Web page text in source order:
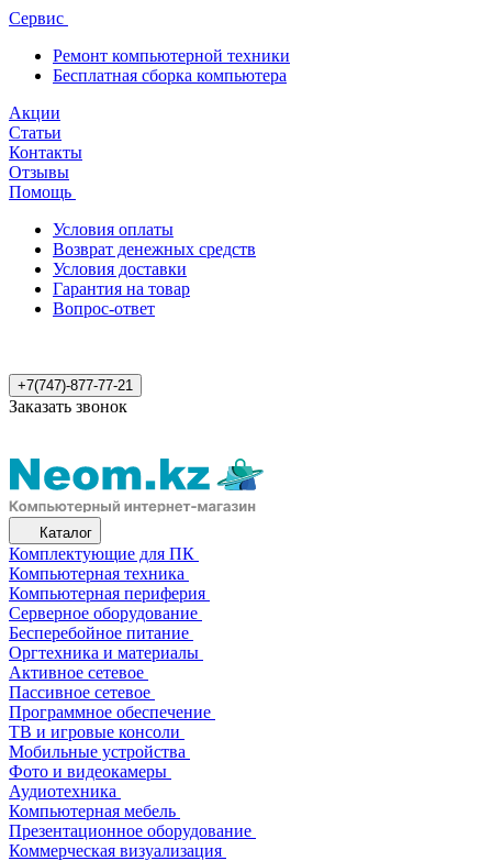
Сервис
Ремонт компьютерной техники
Бесплатная сборка компьютера
Акции
Статьи
Контакты
Отзывы
Помощь
Условия оплаты
Возврат денежных средств
Условия доставки
Гарантия на товар
Вопрос-ответ
+7(747)-877-77-21
Заказать звонок
Каталог
Комплектующие для ПК
Компьютерная техника
Компьютерная периферия
Серверное оборудование
Бесперебойное питание
Оргтехника и материалы
Активное сетевое
Пассивное сетевое
Программное обеспечение
ТВ и игровые консоли
Мобильные устройства
Фото и видеокамеры
Аудиотехника
Компьютерная мебель
Презентационное оборудование
Коммерческая визуализация